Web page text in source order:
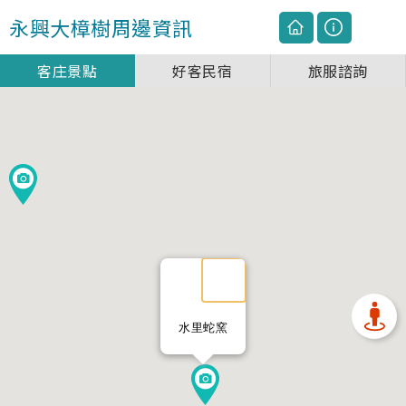
水里蛇窯
永興大樟樹周邊資訊
客庄景點 好客民宿 旅服諮詢